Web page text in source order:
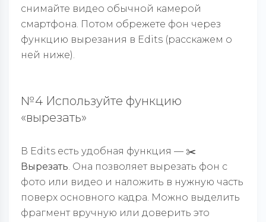
снимайте видео обычной камерой
смартфона. Потом обрежете фон через
функцию вырезания в Edits (расскажем о
ней ниже).
№4 Используйте функцию
«вырезать»
В Edits есть удобная функция — ✂️
Вырезать. Она позволяет вырезать фон с
фото или видео и наложить в нужную часть
поверх основного кадра. Можно выделить
фрагмент вручную или доверить это